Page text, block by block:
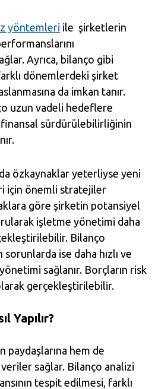
yöntemleri ile şirketlerin
Ayrıca, bilanço gibi
dönemlerdeki şirket
da imkan tanır.
uzun vadeli hedeflere
finansal sürdürülebilirliğinin
özkaynaklar yeterliyse yeni
için önemli stratejiler
göre şirketin potansiyel
işletme yönetimi daha
Bilanço
sorunlarda ise daha hızlı ve
sağlanır. Borçların risk
gerçekleştirilebilir.
Yapılır?
paydaşlarına hem de
veriler sağlar. Bilanço analizi
tespit edilmesi, farklı